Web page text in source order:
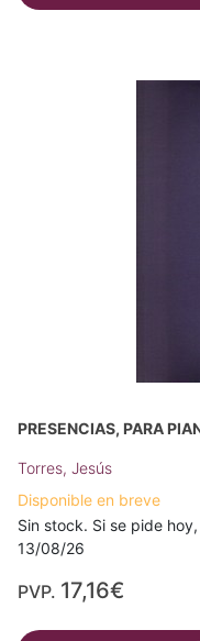
PRESENCIAS, PARA
Torres, Jesús
Disponible en breve
Sin stock. Si se pide
13/08/26
PVP. 17,16€